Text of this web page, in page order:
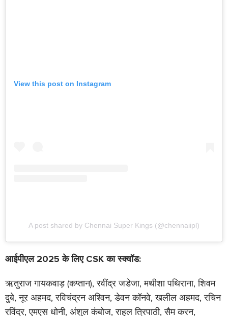
View this post on Instagram
A post shared by Chennai Super Kings (@chennaiipl)
आईपीएल 2025 के लिए CSK का स्क्वॉड:
ऋतुराज गायकवाड़ (कप्तान), रवींद्र जडेजा, मथीशा पथिराना, शिवम
दुबे, नूर अहमद, रविचंद्रन अश्विन, डेवन कॉनवे, खलील अहमद, रचिन
रविंद्र, एमएस धोनी, अंशुल कंबोज, राहुल त्रिपाठी, सैम करन,